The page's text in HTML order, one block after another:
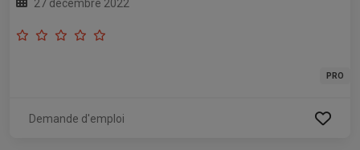
27 décembre 2022
PRO
Demande d'emploi